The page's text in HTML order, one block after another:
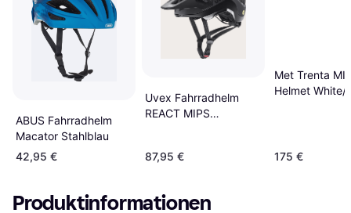
ABUS Fahrradhelm
Macator Stahlblau
42,95 €
Uvex Fahrradhelm
REACT MIPS
87,95 €
Met Trenta
Helmet White/
175 €
Produktinformationen